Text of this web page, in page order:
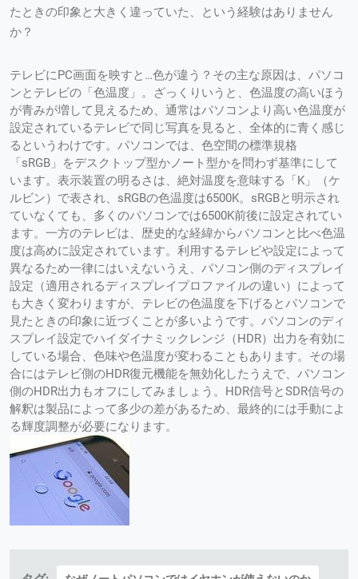
たときの印象と大きく違っていた、という経験はありません
か？
テレビにPC画面を映すと…色が違う？その主な原因は、パソコ
ンとテレビの「色温度」。ざっくりいうと、色温度の高いほう
が青みが増して見えるため、通常はパソコンより高い色温度が
設定されているテレビで同じ写真を見ると、全体的に青く感じ
るというわけです。パソコンでは、色空間の標準規格
「sRGB」をデスクトップ型かノート型かを問わず基準にして
います。表示装置の明るさは、絶対温度を意味する「K」（ケ
ルビン）で表され、sRGBの色温度は6500K。sRGBと明示され
ていなくても、多くのパソコンでは6500K前後に設定されてい
ます。一方のテレビは、歴史的な経緯からパソコンと比べ色温
度は高めに設定されています。利用するテレビや設定によって
異なるため一律にはいえないうえ、パソコン側のディスプレイ
設定（適用されるディスプレイプロファイルの違い）によって
も大きく変わりますが、テレビの色温度を下げるとパソコンで
見たときの印象に近づくことが多いようです。パソコンのディ
スプレイ設定でハイダイナミックレンジ（HDR）出力を有効に
している場合、色味や色温度が変わることもあります。その場
合にはテレビ側のHDR復元機能を無効化したうえで、パソコン
側のHDR出力もオフにしてみましょう。HDR信号とSDR信号の
解釈は製品によって多少の差があるため、最終的には手動によ
る輝度調整が必要になります。